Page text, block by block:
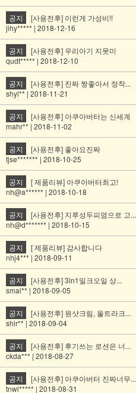
공지
[사용전후] 이런게 가성비!!
jihy***** | 2018-12-16
공지
[사용전후] 우리아기 지못미
qudt***** | 2018-12-10
공지
[사용전후] 진짜 짱좋아서 정착...
shyl** | 2018-11-21
공지
[사용전후] 아쿠아버터는 신세계
mahr** | 2018-11-02
공지
[사용전후] 좋아요진짜
tjse******* | 2018-10-25
공지
[ 제품리뷰] 아쿠아버터최고!
nh@a****** | 2018-10-18
공지
[사용전후] 지루성두피염으로 고...
nh@d******* | 2018-10-15
공지
[ 제품리뷰] 감사합니다
nhj4*** | 2018-09-11
공지
[사용전후] 3in1밀크오일 상...
smai** | 2018-09-05
공지
[사용전후] 원샷크림, 울트라크...
shir** | 2018-09-04
공지
[사용전후] 후기쓰는 로션은 너...
ckda*** | 2018-08-27
공지
[사용전후] 아쿠아버터 진짜너무...
tnwl***** | 2018-08-31